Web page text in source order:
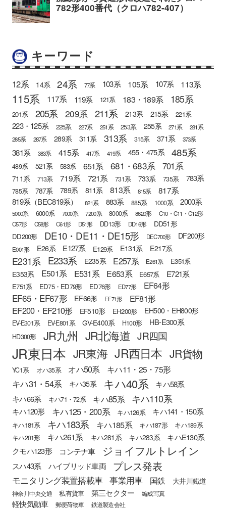
キーワード
12系 14系 24系 77系 103系 105系 107系 113系
115系 117系 119系 121系 183・189系 185系
201系 205系 209系 211系 213系 215系 221系
223・125系 225系 227系 251系 253系 255系 271系
281系
285系
287系 289系 311系 313系 315系 371系 373系
381系 383系 415系 417系 419系 455・475系 485系
489系 521系 583系 651系 681・683系 701系
711系 713系 719系 721系 731系 733系 735系 783系
785系 787系 789系 811系 813系 815系 817系
819系（BEC819系） 821系 883系 885系 1000系 2000系
5000系 6000系 7000系 7200系 8000系 8620形
C10・C11・C12形
C57形
C58形 C61形 D51形 DD13形 DD16形 DD51形
DD200形 DE10・DE11・DE15形 DEC700形 DF200形
E001形 E26系 E127系 E129系 E131系 E217系
E231系 E233系 E235系 E257系 E261系 E351系
E353系 E501系 E531系 E653系 E657系 E721系
E751系 ED75・ED79形 ED76形 ED77形 EF64形
EF65・EF67形 EF66形 EF71形
EF81形
EF200・EF210形
EF510形 EH200形 EH500・EH800形
EV-E301系 EV-E801系 GV-E400系 H100形 HB-E300系
HD300形 JR九州 JR北海道 JR四国
JR東日本 JR東海 JR西日本 JR貨物
YC1系 オハ35系 オハ50系 キハ11・25・75形
キハ31・54系 キハ35系 キハ40系 キハ58系
キハ66系 キハ71・72系 キハ85系 キハ110系
キハ120形 キハ125・200系 キハ126系 キハ141・150系
キハ181系 キハ183系 キハ185系 キハ187形
キハ189系
キハ201形
キハ261系 キハ281系 キハ283系
キハE130系
クモハ123形
コンテナ車 ジョイフルトレイン
スハ43系 ハイブリッド車両 プレス発表
モニタリング装置搭載車 事業用車 国鉄 大井川鐵道
神奈川中央交通 私有貨車 第三セクター 編成写真
軽快気動車 郵便荷物車 鉄道製造会社